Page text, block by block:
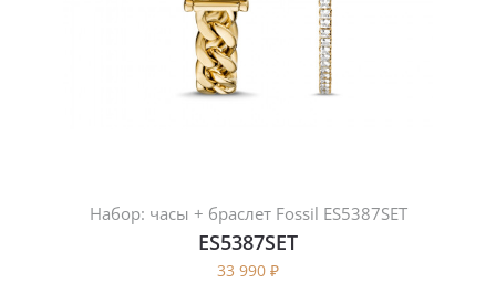
Набор: часы + браслет Fossil ES5387SET
ES5387SET
33 990 ₽